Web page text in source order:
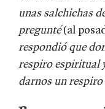
unas salchichas
pregunté(al
respondió que
respiro espiritual
darnos un